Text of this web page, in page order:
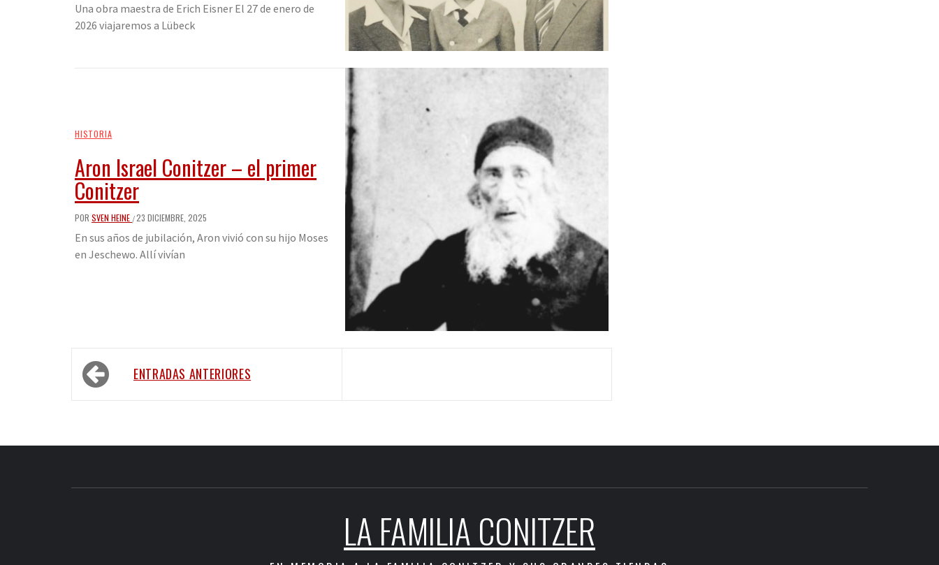
Una obra maestra de Erich Eisner El 27 de enero de
2026 viajaremos a Lübeck
HISTORIA
Aron Israel Conitzer – el primer
Conitzer
POR SVEN HEINE /23 DICIEMBRE, 2025
En sus años de jubilación, Aron vivió con su hijo Moses
en Jeschewo. Allí vivían
ENTRADAS ANTERIORES
LA FAMILIA CONITZER